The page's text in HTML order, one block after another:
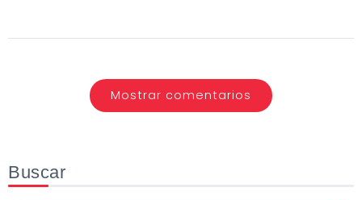
Mostrar comentarios
Buscar